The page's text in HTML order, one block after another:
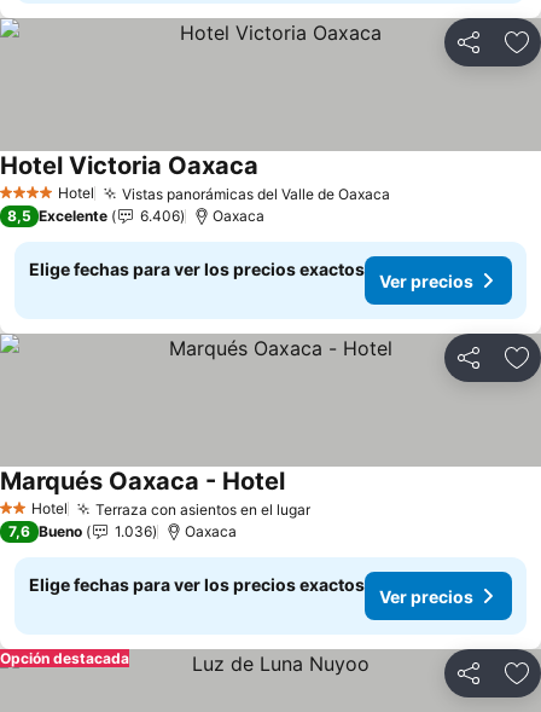
Compartir
4 EstrellasHotel Vistas panorámicas del Valle de Oaxaca
Hotel Victoria Oaxaca
8,5 Excelente 6.406 Oaxaca
Elige fechas para ver los precios exactos
Ver precios
Compartir
2 Estrellas
Hotel Terraza con asientos en el lugar
Marqués Oaxaca - Hotel
7,6 Bueno 1.036 Oaxaca
Elige fechas para ver los precios exactos
Ver precios
Compartir
Opción destacada